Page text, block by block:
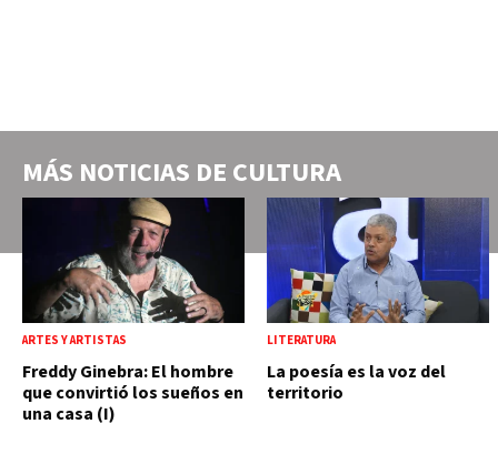
MÁS NOTICIAS DE CULTURA
ARTES Y ARTISTAS
Freddy Ginebra: El hombre
que convirtió los sueños en
una casa (I)
LITERATURA
La poesía es la voz del
territorio